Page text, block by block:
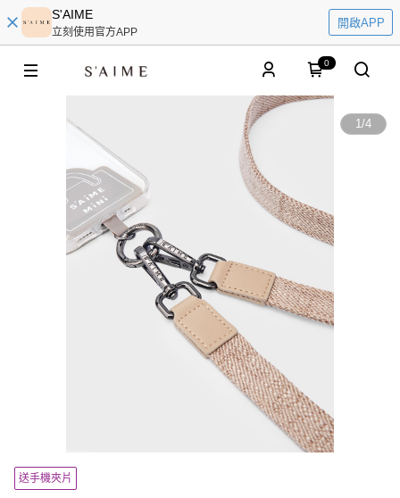
S'AIME
立刻使用官方APP
開啟APP
0
1/4
送手機夾片